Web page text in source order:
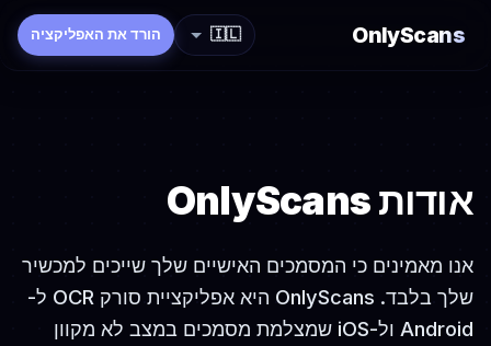
OnlyScans
🇮🇱 הורד את האפליקציה
אודות OnlyScans
אנו מאמינים כי המסמכים האישיים שלך שייכים למכשיר
שלך בלבד. OnlyScans היא אפליקציית סורק OCR ל-
Android ול-iOS שמצלמת מסמכים במצב לא מקוון